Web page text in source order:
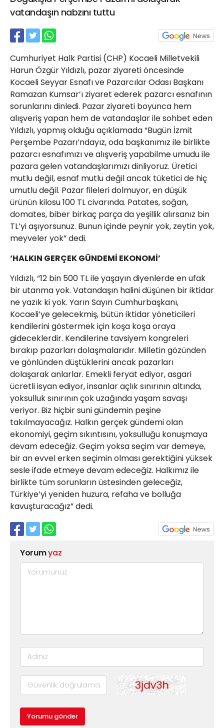
vatandaşın nabzını tuttu
Cumhuriyet Halk Partisi (CHP) Kocaeli Milletvekili
Harun Özgür Yıldızlı, pazar ziyareti öncesinde
Kocaeli Seyyar Esnafı ve Pazarcılar Odası Başkanı
Ramazan Kumsar’ı ziyaret ederek pazarcı esnafının
sorunlarını dinledi. Pazar ziyareti boyunca hem
alışveriş yapan hem de vatandaşlar ile sohbet eden
Yıldızlı, yapmış olduğu açıklamada “Bugün İzmit
Perşembe Pazarı’ndayız, oda başkanımız ile birlikte
pazarcı esnafımızı ve alışveriş yapabilme umudu ile
pazara gelen vatandaşlarımızı dinliyoruz. Üretici
mutlu değil, esnaf mutlu değil ancak tüketici de hiç
umutlu değil. Pazar fileleri dolmuyor, en düşük
ürünün kilosu 100 TL civarında. Patates, soğan,
domates, biber birkaç parça da yeşillik alırsanız bin
TL’yi aşıyorsunuz. Bunun içinde peynir yok, zeytin yok,
meyveler yok” dedi.
‘HALKIN GERÇEK GÜNDEMİ EKONOMİ’
Yıldızlı, “12 bin 500 TL ile yaşayın diyenlerde en ufak
bir utanma yok. Vatandaşın halini düşünen bir iktidar
ne yazık ki yok. Yarın Sayın Cumhurbaşkanı,
Kocaeli’ye gelecekmiş, bütün iktidar yöneticileri
kendilerini göstermek için koşa koşa oraya
gideceklerdir. Kendilerine tavsiyem kongreleri
bırakıp pazarları dolaşmalarıdır. Milletin gözünden
ve gönlünden düştüklerini ancak pazarları
dolaşarak anlarlar. Emekli feryat ediyor, asgari
ücretli isyan ediyor, insanlar açlık sınırının altında,
yoksulluk sınırının çok uzağında yaşam savaşı
veriyor. Biz hiçbir suni gündemin peşine
takılmayacağız. Halkın gerçek gündemi olan
ekonomiyi, geçim sıkıntısını, yoksulluğu konuşmaya
devam edeceğiz. Geçim yoksa seçim var demeye,
bir an evvel erken seçimin olması gerektiğini yüksek
sesle ifade etmeye devam edeceğiz. Halkımız ile
birlikte tüm sorunların üstesinden geleceğiz,
Türkiye’yi yeniden huzura, refaha ve bolluğa
kavuşturacağız” dedi.
Yorumyaz
Yorumu gönder
haber@golcukpostasi.com